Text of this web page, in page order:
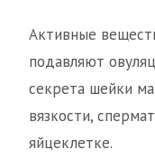
Активные
подавляют
секрета шейки
вязкости,
яйцеклетке.